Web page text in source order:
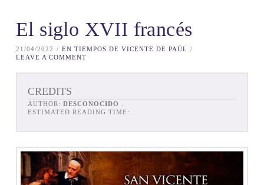
El siglo XVII francés
21/04/2022
EN TIEMPOS DE VICENTE DE PAÚL
LEAVE A COMMENT
CREDITS
AUTHOR: DESCONOCIDO
ESTIMATED READING TIME: